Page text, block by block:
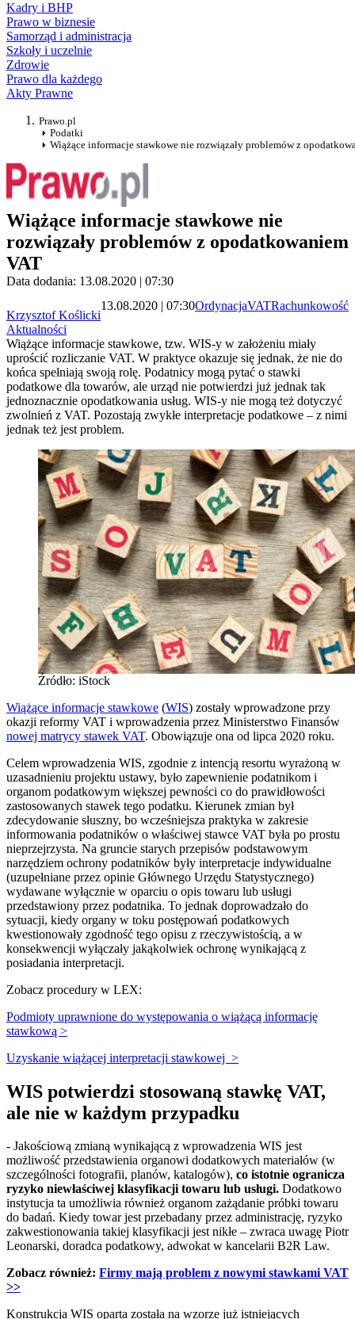
Kadry i BHP
Prawo w biznesie
Samorząd i administracja
Szkoły i uczelnie
Zdrowie
Prawo dla każdego
Akty Prawne
Prawo.pl
Podatki
Wiążące informacje stawkowe nie rozwiązały problemów z
Wiążące informacje stawkowe nie
rozwiązały problemów z opodatkowaniem
VAT
Data dodania: 13.08.2020 | 07:30
Krzysztof Koślicki
13.08.2020 | 07:30OrdynacjaVATRachunkowość
Aktualności
Wiążące informacje stawkowe, tzw. WIS-y w założeniu miały
uprościć rozliczanie VAT. W praktyce okazuje się jednak, że nie do
końca spełniają swoją rolę. Podatnicy mogą pytać o stawki
podatkowe dla towarów, ale urząd nie potwierdzi już jednak tak
jednoznacznie opodatkowania usług. WIS-y nie mogą też dotyczyć
zwolnień z VAT. Pozostają zwykłe interpretacje podatkowe – z nimi
jednak też jest problem.
Źródło: iStock
Wiążące informacje stawkowe (WIS) zostały wprowadzone przy
okazji reformy VAT i wprowadzenia przez Ministerstwo Finansów
nowej matrycy stawek VAT. Obowiązuje ona od lipca 2020 roku.
Celem wprowadzenia WIS, zgodnie z intencją resortu wyrażoną w
uzasadnieniu projektu ustawy, było zapewnienie podatnikom i
organom podatkowym większej pewności co do prawidłowości
zastosowanych stawek tego podatku. Kierunek zmian był
zdecydowanie słuszny, bo wcześniejsza praktyka w zakresie
informowania podatników o właściwej stawce VAT była po prostu
nieprzejrzysta. Na gruncie starych przepisów podstawowym
narzędziem ochrony podatników były interpretacje indywidualne
(uzupełniane przez opinie Głównego Urzędu Statystycznego)
wydawane wyłącznie w oparciu o opis towaru lub usługi
przedstawiony przez podatnika. To jednak doprowadzało do
sytuacji, kiedy organy w toku postępowań podatkowych
kwestionowały zgodność tego opisu z rzeczywistością, a w
konsekwencji wyłączały jakąkolwiek ochronę wynikającą z
posiadania interpretacji.
Zobacz procedury w LEX:
Podmioty uprawnione do występowania o wiążącą informację
stawkową >
Uzyskanie wiążącej interpretacji stawkowej >
WIS potwierdzi stosowaną stawkę VAT,
ale nie w każdym przypadku
- Jakościową zmianą wynikającą z wprowadzenia WIS jest
możliwość przedstawienia organowi dodatkowych materiałów (w
szczególności fotografii, planów, katalogów), co istotnie ogranicza
ryzyko niewłaściwej klasyfikacji towaru lub usługi. Dodatkowo
instytucja ta umożliwia również organom zażądanie próbki towaru
do badań. Kiedy towar jest przebadany przez administrację, ryzyko
zakwestionowania takiej klasyfikacji jest nikłe – zwraca uwagę Piotr
Leonarski, doradca podatkowy, adwokat w kancelarii B2R Law.
Zobacz również: Firmy mają problem z nowymi stawkami VAT
>>
Konstrukcja WIS oparta została na wzorze już istniejących